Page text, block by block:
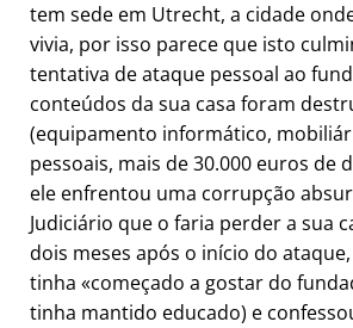
tem sede em Utrecht, a cidade
vivia, por isso parece que isto
tentativa de ataque pessoal ao
conteúdos da sua casa foram
(equipamento informático,
pessoais, mais de 30.000 euros de
ele enfrentou uma corrupção
Judiciário que o faria perder a sua
dois meses após o início do
tinha
começado a gostar do
tinha mantido educado) e